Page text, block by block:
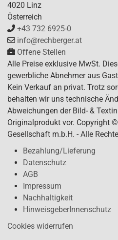
4020 Linz
Österreich
+43 732 6925-0
info@rechberger.at
Offene Stellen
Alle Preise exklusive MwSt.
gewerbliche Abnehmer aus
Kein Verkauf an privat. Trotz
behalten wir uns technische
Abweichungen der Bild- &
Originalprodukt vor. Copyright
Gesellschaft m.b.H. - Alle
Bezahlung/Lieferung
Datenschutz
AGB
Impressum
Nachhaltigkeit
HinweisgeberInnenschutz
Cookies widerrufen